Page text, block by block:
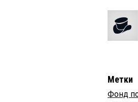
Метки
Фонд